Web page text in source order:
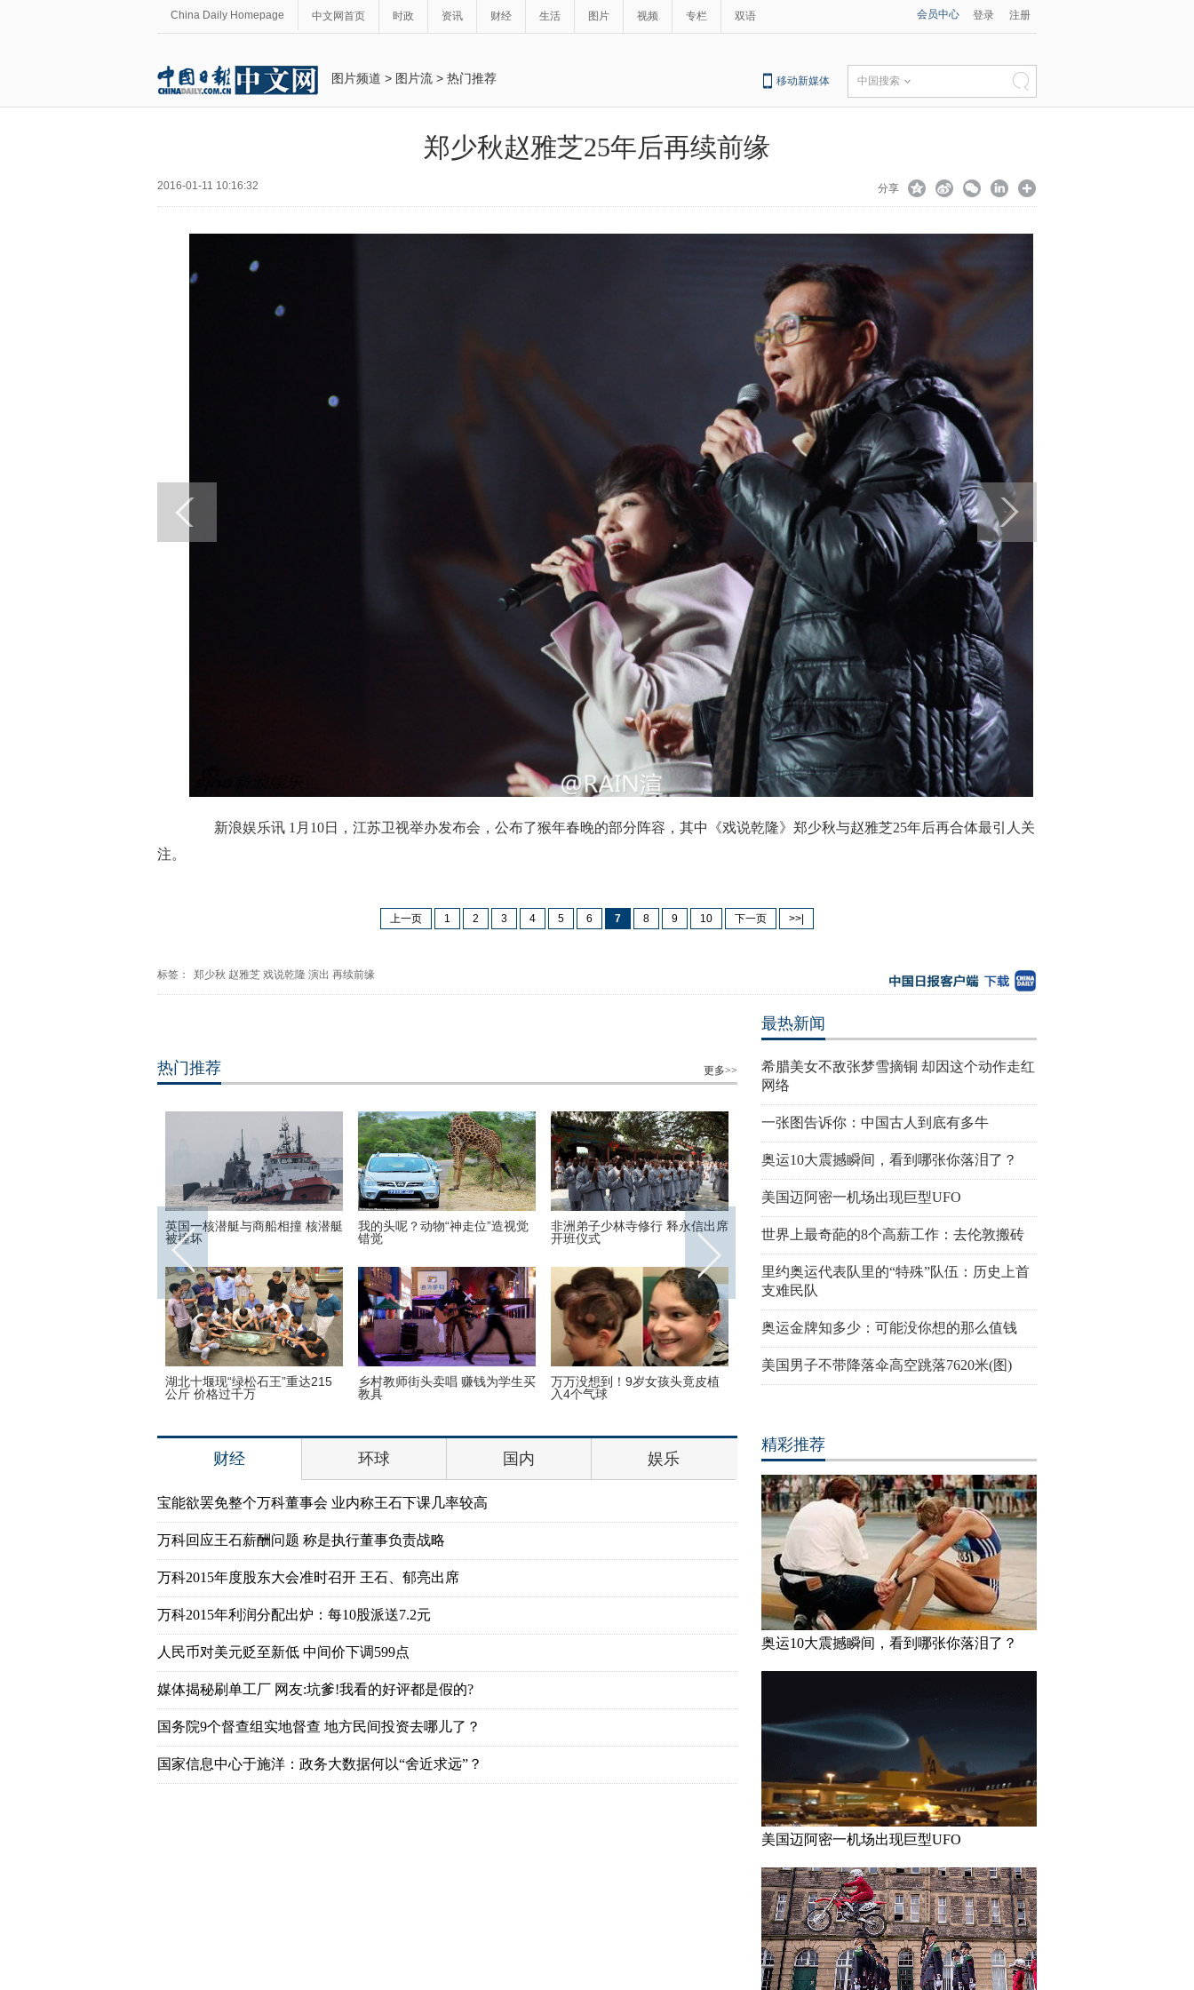
China Daily Homepage 中文网首页 时政 资讯 财经 生活 图片 视频 专栏 双语 会员中心 登录 注册
图片频道 > 图片流 > 热门推荐 移动新媒体 中国搜索
郑少秋赵雅芝25年后再续前缘
2016-01-11 10:16:32 分享
新浪娱乐讯 1月10日，江苏卫视举办发布会，公布了猴年春晚的部分阵容，其中《戏说乾隆》郑少秋与赵雅芝25年后再合体最引人关
注。
上一页 1 2 3 4 5 6 7 8 9 10 下一页 >>|
标签： 郑少秋 赵雅芝 戏说乾隆 演出 再续前缘
热门推荐 更多>>
美国迈阿密一机场出现巨型UFO 高墙之内：探访泰国重刑犯监狱
“双头姐妹”共享一个身体 已大学
三万英尺高空下的地球 没想到竟
英国一核潜艇与商船相撞 核潜艇
被撞坏
我的头呢？动物“神走位”造视觉
错觉
非洲弟子少林寺修行 释永信出席
开班仪式
湖北十堰现“绿松石王”重达215
公斤 价格过千万
乡村教师街头卖唱 赚钱为学生买
教具
万万没想到！9岁女孩头竟皮植
入4个气球
财经 环球 国内 娱乐
宝能欲罢免整个万科董事会 业内称王石下课几率较高
万科回应王石薪酬问题 称是执行董事负责战略
万科2015年度股东大会准时召开 王石、郁亮出席
万科2015年利润分配出炉：每10股派送7.2元
人民币对美元贬至新低 中间价下调599点
媒体揭秘刷单工厂 网友:坑爹!我看的好评都是假的?
国务院9个督查组实地督查 地方民间投资去哪儿了？
国家信息中心于施洋：政务大数据何以“舍近求远”？
最热新闻
希腊美女不敌张梦雪摘铜 却因这个动作走红
网络
一张图告诉你：中国古人到底有多牛
奥运10大震撼瞬间，看到哪张你落泪了？
美国迈阿密一机场出现巨型UFO
世界上最奇葩的8个高薪工作：去伦敦搬砖
里约奥运代表队里的“特殊”队伍：历史上首
支难民队
奥运金牌知多少：可能没你想的那么值钱
美国男子不带降落伞高空跳落7620米(图)
精彩推荐
奥运10大震撼瞬间，看到哪张你落泪了？
美国迈阿密一机场出现巨型UFO